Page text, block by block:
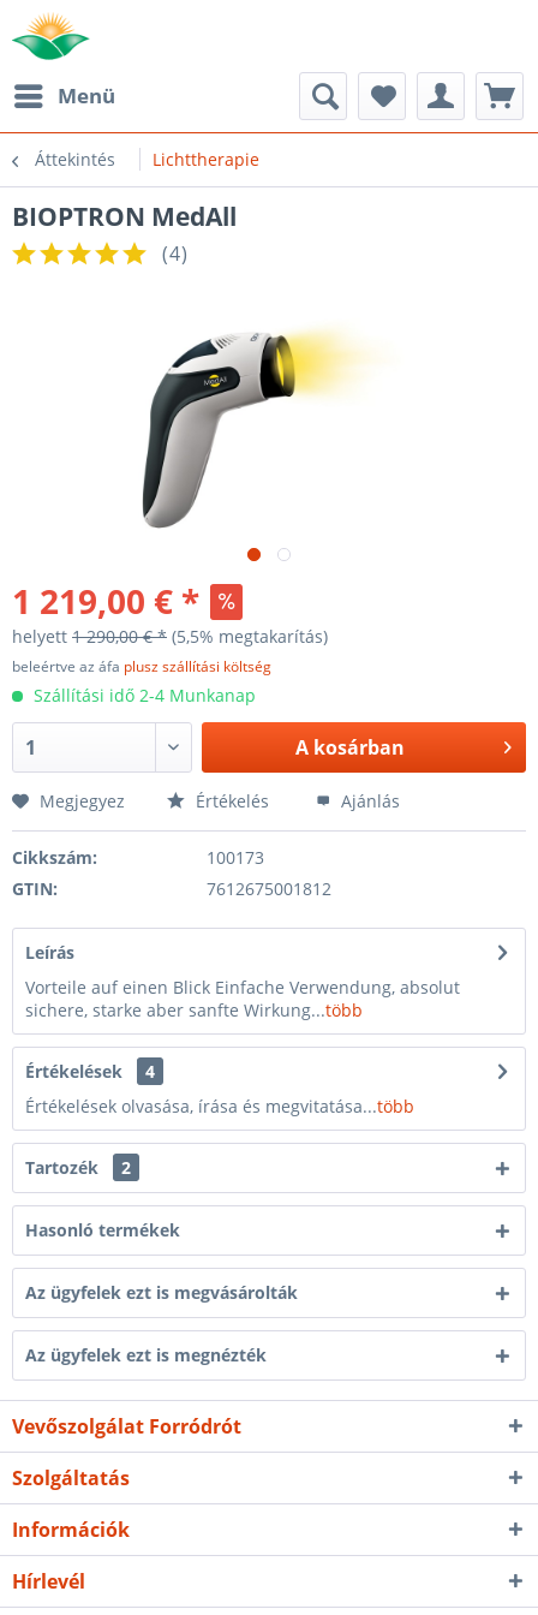
Menü
Áttekintés Lichttherapie
BIOPTRON MedAll
(4)
1 219,00 € *
helyett 1 290,00 € * (5,5% megtakarítás)
beleértve az áfa plusz szállítási költség
Szállítási idő 2-4 Munkanap
A kosárban
Megjegyez Értékelés Ajánlás
Cikkszám:
100173
GTIN:
7612675001812
Leírás
Vorteile auf einen Blick Einfache Verwendung, absolut
sichere, starke aber sanfte Wirkung...több
Értékelések
4
Értékelések olvasása, írása és megvitatása...több
Tartozék 2
Hasonló termékek
Az ügyfelek ezt is megvásárolták
Az ügyfelek ezt is megnézték
Vevőszolgálat Forródrót
Szolgáltatás
Információk
Hírlevél